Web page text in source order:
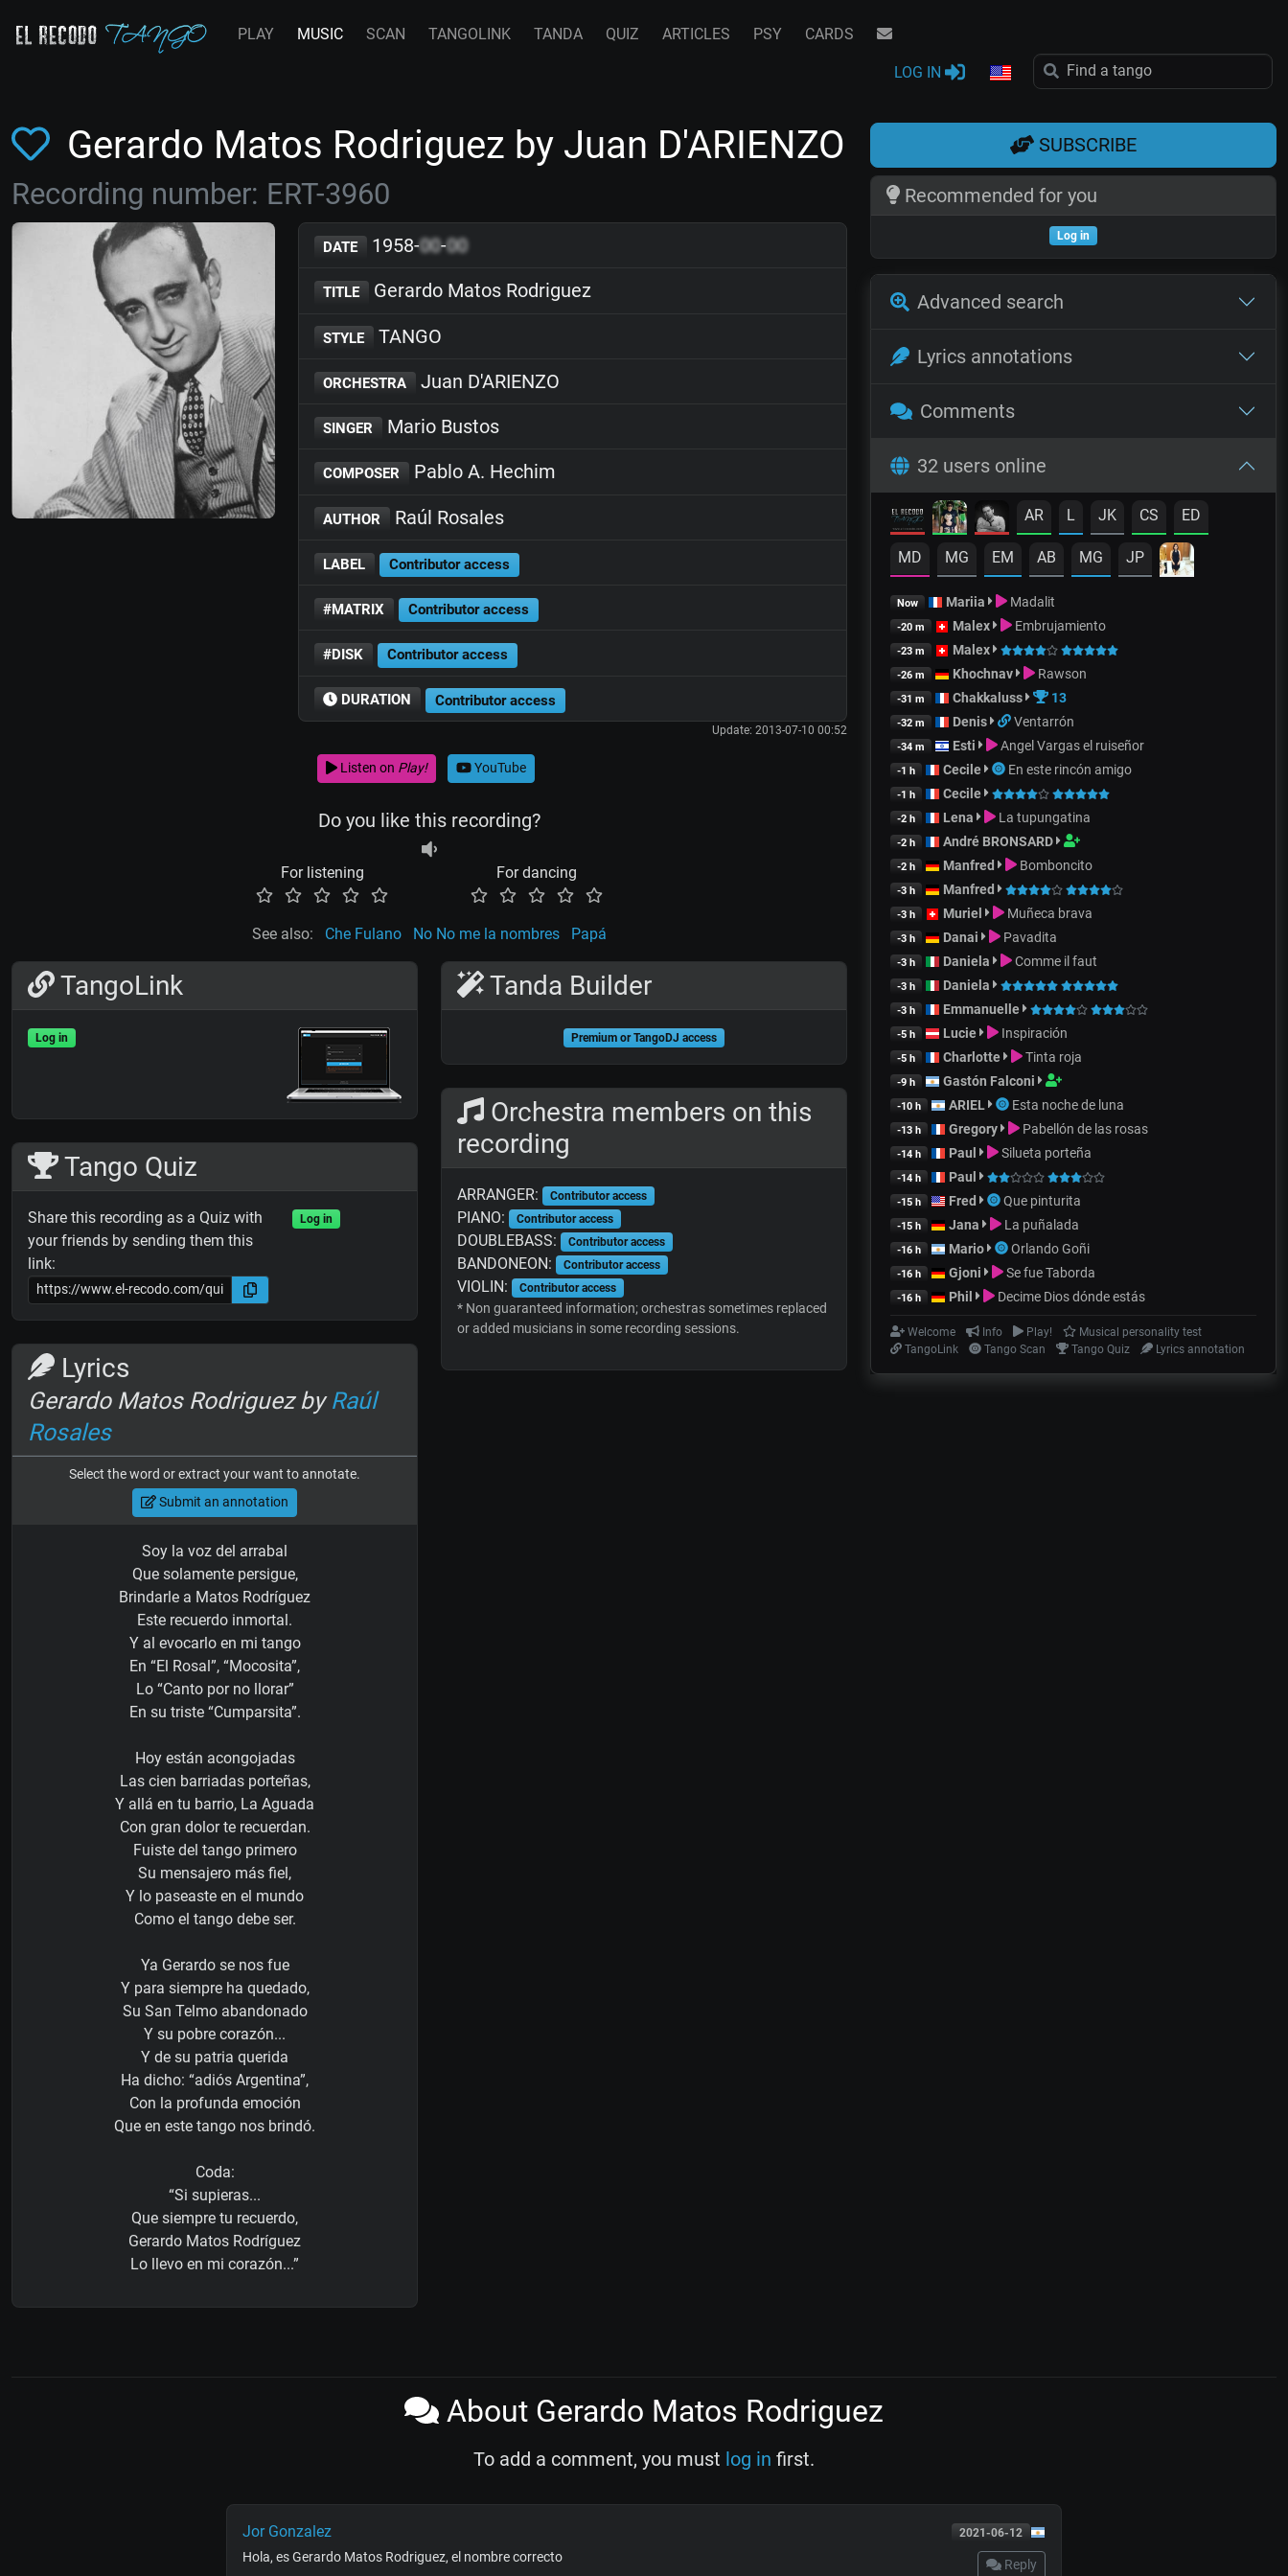
PLAY MUSIC SCAN TANGOLINK TANDA QUIZ ARTICLES PSY CARDS
LOG IN
Gerardo Matos Rodriguez by Juan D'ARIENZO
Recording number: ERT-3960
DATE 1958-00-00
TITLE Gerardo Matos Rodriguez
STYLE TANGO
ORCHESTRA Juan D'ARIENZO
SINGER Mario Bustos
COMPOSER Pablo A. Hechim
AUTHOR Raúl Rosales
LABEL Contributor access
#MATRIX Contributor access
#DISK Contributor access
DURATION Contributor access
Update: 2013-07-10 00:52
Listen on Play! YouTube
Do you like this recording?
For listening For dancing
See also: Che Fulano No No me la nombres Papá
TangoLink
Log in
Tango Quiz
Share this recording as a Quiz with
your friends by sending them this
link:
Log in
Lyrics
Gerardo Matos Rodriguez byRaúl
Rosales
Select the word or extract your want to annotate.
Submit an annotation
Soy la voz del arrabal
Que solamente persigue,
Brindarle a Matos Rodríguez
Este recuerdo inmortal.
Y al evocarlo en mi tango
En “El Rosal”, “Mocosita”,
Lo “Canto por no llorar”
En su triste “Cumparsita”.
Hoy están acongojadas
Las cien barriadas porteñas,
Y allá en tu barrio, La Aguada
Con gran dolor te recuerdan.
Fuiste del tango primero
Su mensajero más fiel,
Y lo paseaste en el mundo
Como el tango debe ser.
Ya Gerardo se nos fue
Y para siempre ha quedado,
Su San Telmo abandonado
Y su pobre corazón...
Y de su patria querida
Ha dicho: “adiós Argentina”,
Con la profunda emoción
Que en este tango nos brindó.
Coda:
“Si supieras...
Que siempre tu recuerdo,
Gerardo Matos Rodríguez
Lo llevo en mi corazón...”
Tanda Builder
Premium or TangoDJ access
Orchestra members on this
recording
ARRANGER: Contributor access
PIANO: Contributor access
DOUBLEBASS: Contributor access
BANDONEON: Contributor access
VIOLIN: Contributor access
* Non guaranteed information; orchestras sometimes replaced
or added musicians in some recording sessions.
SUBSCRIBE
Recommended for you
Log in
Advanced search
Lyrics annotations
Comments
32 users online
AR L JK CS ED
MD MG EM AB MG JP
Now Mariia Madalit
-20 m Malex Embrujamiento
-23 m Malex
-26 m Khochnav Rawson
-31 m Chakkaluss 13
-32 m Denis Ventarrón
-34 m Esti Angel Vargas el ruiseñor
-1 h Cecile En este rincón amigo
-1 h Cecile
-2 h Lena La tupungatina
-2 h André BRONSARD
-2 h Manfred Bomboncito
-3 h Manfred
-3 h Muriel Muñeca brava
-3 h Danai Pavadita
-3 h Daniela Comme il faut
-3 h Daniela
-3 h Emmanuelle
-5 h Lucie Inspiración
-5 h Charlotte Tinta roja
-9 h Gastón Falconi
-10 h ARIEL Esta noche de luna
-13 h Gregory Pabellón de las rosas
-14 h Paul Silueta porteña
-14 h Paul
-15 h Fred Que pinturita
-15 h Jana La puñalada
-16 h Mario Orlando Goñi
-16 h Gjoni Se fue Taborda
-16 h Phil Decime Dios dónde estás
Welcome Info Play!
Musical personality test
TangoLink
Tango Scan Tango Quiz Lyrics annotation
About Gerardo Matos Rodriguez
To add a comment, you must log in first.
2021-06-12
Jor Gonzalez
Reply
Hola, es Gerardo Matos Rodriguez, el nombre correcto